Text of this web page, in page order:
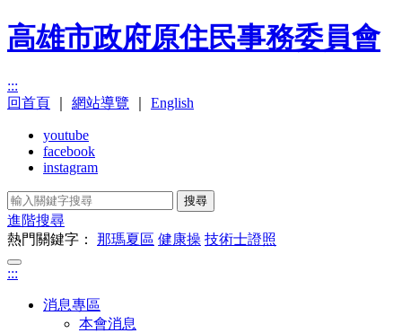
高雄市政府原住民事務委員會
:::
回首頁
網站導覽 English
youtube
facebook
instagram
搜尋
進階搜尋
熱門關鍵字： 那瑪夏區 健康操 技術士證照
:::
消息專區
本會消息